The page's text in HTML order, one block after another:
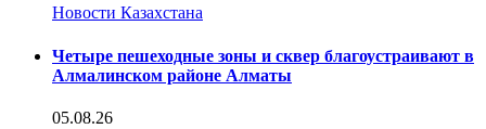
Новости Казахстана
Четыре пешеходные зоны и сквер благоустраивают в
Алмалинском районе Алматы
05.08.26